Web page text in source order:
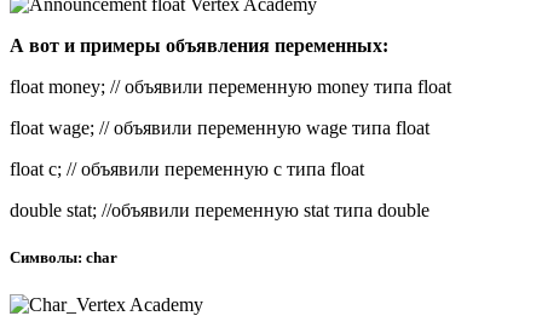
А вот и примеры объявления переменных:
float money; // объявили переменную money типа float
float wage; // объявили переменную wage типа float
float c; // объявили переменную c типа float
double stat; //объявили переменную stat типа double
Символы: char